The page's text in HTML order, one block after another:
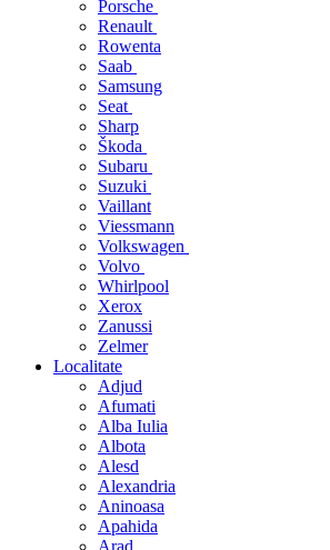
Porsche
Renault
Rowenta
Saab
Samsung
Seat
Sharp
Škoda
Subaru
Suzuki
Vaillant
Viessmann
Volkswagen
Volvo
Whirlpool
Xerox
Zanussi
Zelmer
Localitate
Adjud
Afumati
Alba Iulia
Albota
Alesd
Alexandria
Aninoasa
Apahida